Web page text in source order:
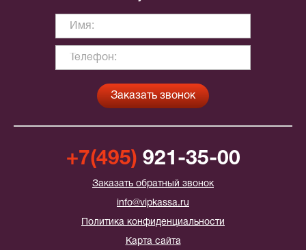
+7(495) 921-35-00
Заказать обратный звонок
info@vipkassa.ru
Политика конфиденциальности
Карта сайта